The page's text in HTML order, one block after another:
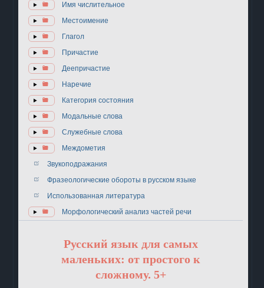
Имя числительное
Местоимение
Глагол
Причастие
Деепричастие
Наречие
Категория состояния
Модальные слова
Служебные слова
Междометия
Звукоподражания
Фразеологические обороты в русском языке
Использованная литература
Морфологический анализ частей речи
Русский язык для самых
маленьких: от простого к
сложному. 5+